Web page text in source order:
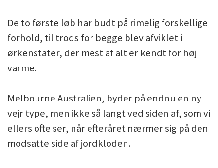
De to første løb har budt på rimelig forskellige
forhold, til trods for begge blev afviklet i
ørkenstater, der mest af alt er kendt for høj
varme.
Melbourne Australien, byder på endnu en ny
vejr type, men ikke så langt ved siden af, som vi
ellers ofte ser, når efteråret nærmer sig på den
modsatte side af jordkloden.